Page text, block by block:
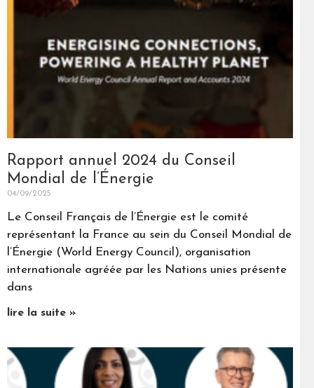
Rapport annuel 2024 du Conseil
Mondial de l’Énergie
04/09/2025
Le Conseil Français de l’Énergie est le comité
représentant la France au sein du Conseil Mondial de
l’Énergie (World Energy Council), organisation
internationale agréée par les Nations unies présente
dans
lire la suite »